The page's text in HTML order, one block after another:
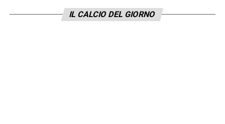
IL CALCIO DEL GIORNO